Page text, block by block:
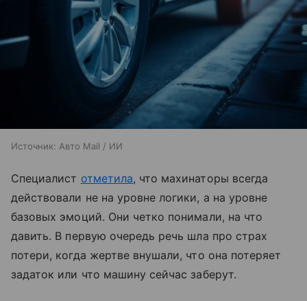
Источник: Авто Mail / ИИ
Специалист отметила, что махинаторы всегда
действовали не на уровне логики, а на уровне
базовых эмоций. Они четко понимали, на что
давить. В первую очередь речь шла про страх
потери, когда жертве внушали, что она потеряет
задаток или что машину сейчас заберут.